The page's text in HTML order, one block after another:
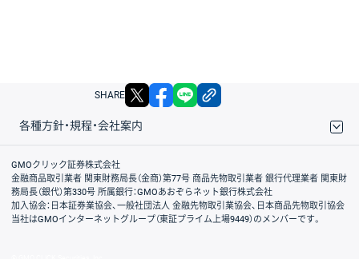
SHARE X facebook
各種方針・規程・会社案内
取引規程・約款
サイトマップ
その他のご案内
個人情報保護方針
最良執行方針
サイトのご利用について
ディスクレイマー
信託保全
リスク説明
会社案内
GMOクリック証券株式会社
金融商品取引業者 関東財務局長（金商）第77号 商品先物取引業者 銀行代理業者 関東財
務局長（銀代）第330号 所属銀行：GMOあおぞらネット銀行株式会社
加入協会：日本証券業協会、一般社団法人 金融先物取引業協会、日本商品先物取引協会
当社はGMOインターネットグループ（東証プライム上場9449）のメンバーです。